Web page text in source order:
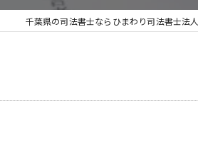
千葉県の司法書士ならひまわり司法書士法人